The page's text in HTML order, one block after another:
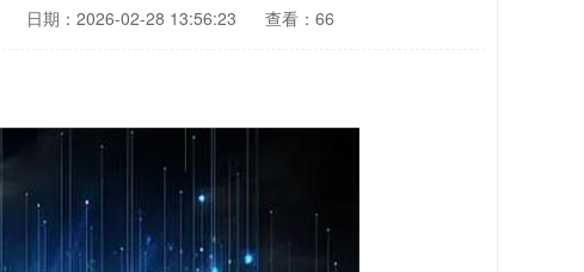
日期：2026-02-28 13:56:23 查看：66